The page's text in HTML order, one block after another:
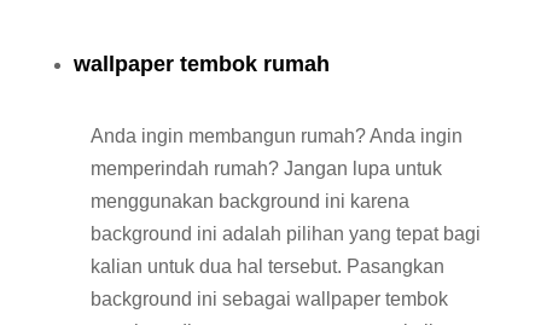
wallpaper tembok rumah
Anda ingin membangun rumah? Anda ingin
memperindah rumah? Jangan lupa untuk
menggunakan background ini karena
background ini adalah pilihan yang tepat bagi
kalian untuk dua hal tersebut. Pasangkan
background ini sebagai wallpaper tembok